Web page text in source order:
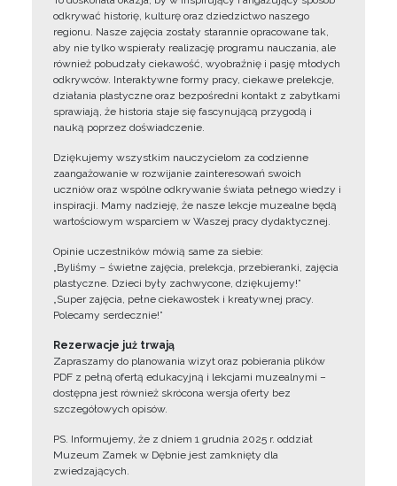
odkrywać historię, kulturę oraz dziedzictwo naszego
regionu. Nasze zajęcia zostały starannie opracowane tak,
aby nie tylko wspierały realizację programu nauczania, ale
również pobudzały ciekawość, wyobraźnię i pasję młodych
odkrywców. Interaktywne formy pracy, ciekawe prelekcje,
działania plastyczne oraz bezpośredni kontakt z zabytkami
sprawiają, że historia staje się fascynującą przygodą i
nauką poprzez doświadczenie.
Dziękujemy wszystkim nauczycielom za codzienne
zaangażowanie w rozwijanie zainteresowań swoich
uczniów oraz wspólne odkrywanie świata pełnego wiedzy i
inspiracji. Mamy nadzieję, że nasze lekcje muzealne będą
wartościowym wsparciem w Waszej pracy dydaktycznej.
Opinie uczestników mówią same za siebie:
„Byliśmy – świetne zajęcia, prelekcja, przebieranki, zajęcia
plastyczne. Dzieci były zachwycone, dziękujemy!”
„Super zajęcia, pełne ciekawostek i kreatywnej pracy.
Polecamy serdecznie!”
Rezerwacje już trwają
Zapraszamy do planowania wizyt oraz pobierania plików
PDF z pełną ofertą edukacyjną i lekcjami muzealnymi –
dostępna jest również skrócona wersja oferty bez
szczegółowych opisów.
PS. Informujemy, że z dniem 1 grudnia 2025 r. oddział
Muzeum Zamek w Dębnie jest zamknięty dla
zwiedzających.